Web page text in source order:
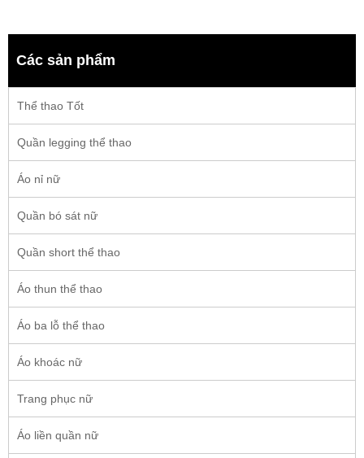
Các sản phẩm
Thể thao Tốt
Quần legging thể thao
Áo nỉ nữ
Quần bó sát nữ
Quần short thể thao
Áo thun thể thao
Áo ba lỗ thể thao
Áo khoác nữ
Trang phục nữ
Áo liền quần nữ